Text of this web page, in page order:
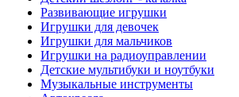
Развивающие игрушки
Игрушки для девочек
Игрушки для мальчиков
Игрушки на радиоуправлении
Детские мультибуки и ноутбуки
Музыкальные инструменты